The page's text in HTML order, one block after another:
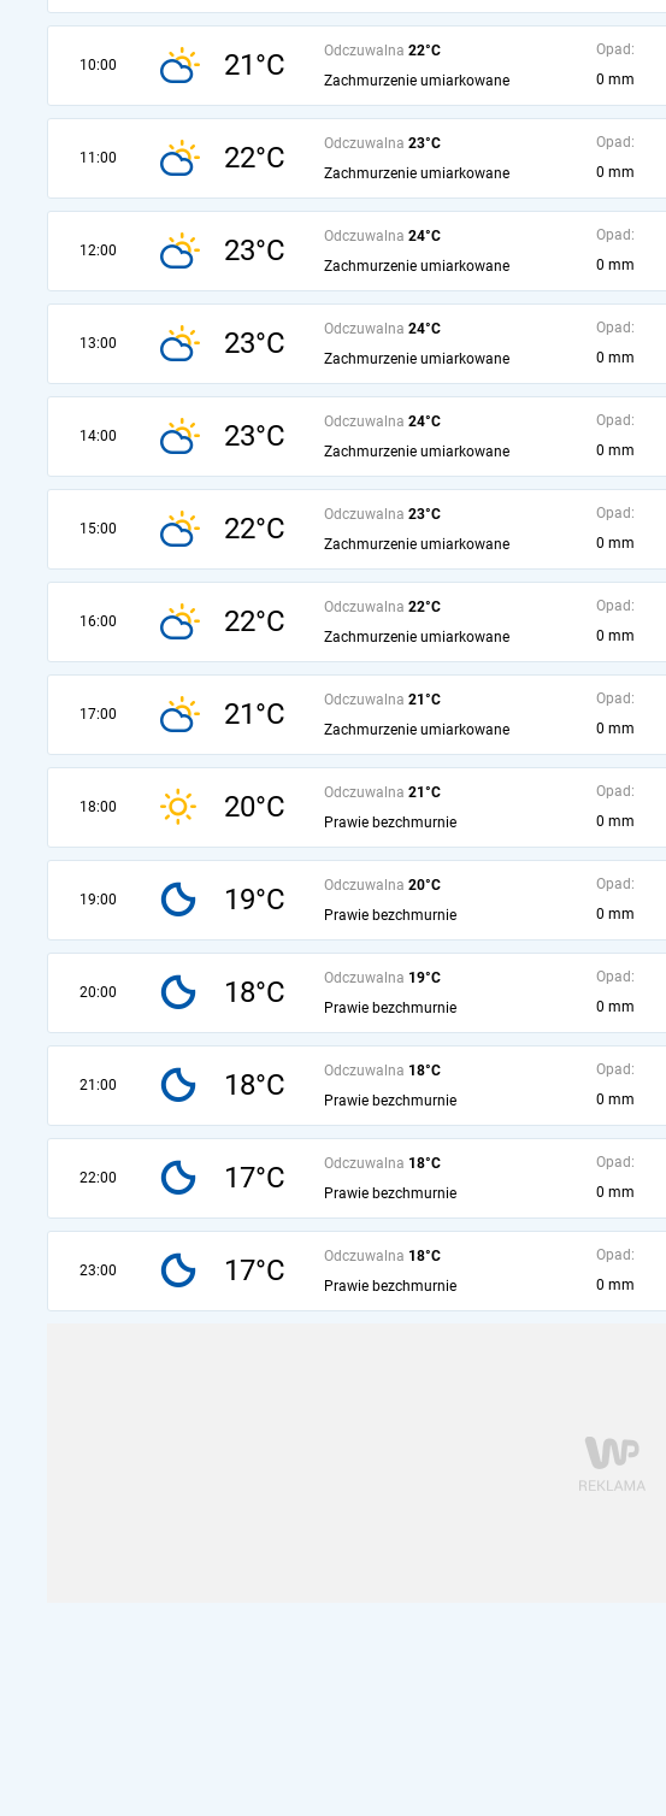
10:00 21°C Odczuwalna 22°C
Zachmurzenie umiarkowane
Opad:
0 mm
11:00 22°C Odczuwalna 23°C
Zachmurzenie umiarkowane
Opad:
0 mm
12:00 23°C Odczuwalna 24°C
Zachmurzenie umiarkowane
Opad:
0 mm
13:00 23°C Odczuwalna 24°C
Zachmurzenie umiarkowane
Opad:
0 mm
14:00 23°C Odczuwalna 24°C
Zachmurzenie umiarkowane
Opad:
0 mm
15:00 22°C Odczuwalna 23°C
Zachmurzenie umiarkowane
Opad:
0 mm
16:00 22°C Odczuwalna 22°C
Zachmurzenie umiarkowane
Opad:
0 mm
17:00 21°C Odczuwalna 21°C
Zachmurzenie umiarkowane
Opad:
0 mm
18:00 20°C Odczuwalna 21°C
Prawie bezchmurnie
Opad:
0 mm
19:00 19°C Odczuwalna 20°C
Prawie bezchmurnie
Opad:
0 mm
20:00 18°C Odczuwalna 19°C
Prawie bezchmurnie
Opad:
0 mm
21:00 18°C Odczuwalna 18°C
Prawie bezchmurnie
Opad:
0 mm
22:00 17°C Odczuwalna 18°C
Prawie bezchmurnie
Opad:
0 mm
23:00 17°C Odczuwalna 18°C
Prawie bezchmurnie
Opad:
0 mm